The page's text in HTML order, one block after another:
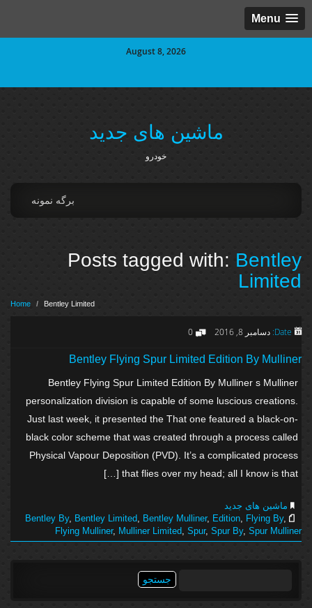
Menu
August 8, 2026
ماشین های جدید
خودرو
برگه نمونه
Posts tagged with:Bentley
Limited
Home / Bentley Limited
Date: دسامبر 8, 2016 0
Bentley Flying Spur Limited Edition By Mulliner
Bentley Flying Spur Limited Edition By Mulliner s Mulliner
personalization division is capable of some luscious creations.
Just last week, it presented the That one featured a black-on-
black color scheme that was created through a process called
Physical Vapour Deposition (PVD). It’s a complicated process
that flies over my head; all I know is that […]
ماشین های جدید
Bentley By,Bentley Limited,Bentley Mulliner,Edition,Flying By
Flying Mulliner,Mulliner Limited,Spur,Spur By,Spur Mulliner